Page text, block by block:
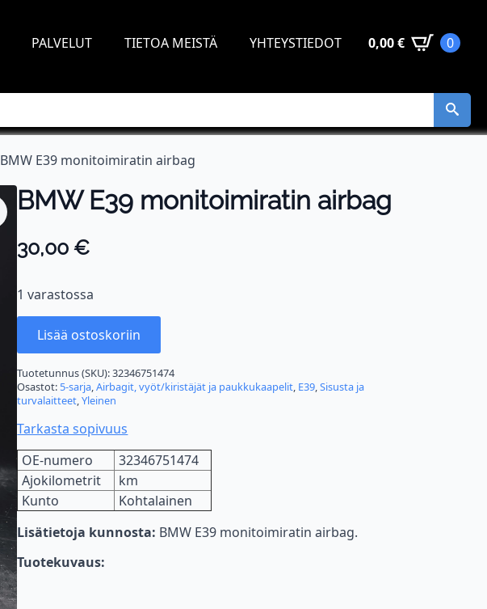
PALVELUT TIETOA MEISTÄ YHTEYSTIEDOT 0,00€ 0
BMW E39 monitoimiratin airbag
BMW E39 monitoimiratin airbag
30,00€
1 varastossa
Lisää ostoskoriin
Tuotetunnus (SKU):32346751474
Osastot: 5-sarja,Airbagit, vyöt/kiristäjät ja paukkukaapelit, E39,Sisusta ja
turvalaitteet,Yleinen
Tarkasta sopivuus
OE-numero
32346751474
Ajokilometrit
km
Kunto
Kohtalainen
Lisätietoja kunnosta: BMW E39 monitoimiratin airbag.
Tuotekuvaus: